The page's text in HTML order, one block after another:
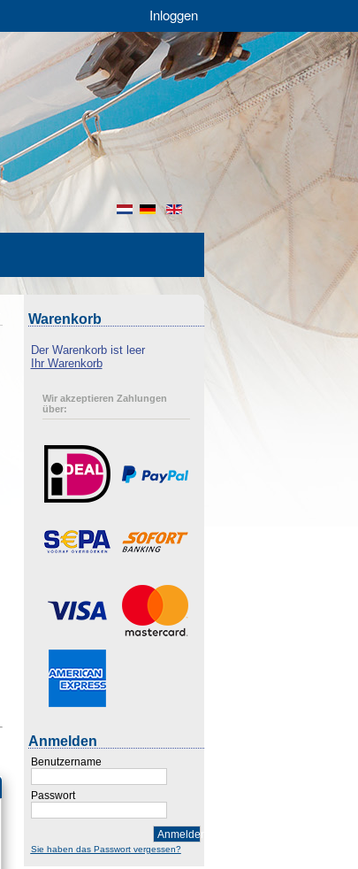
Inloggen
en
de
nl
Warenkorb
Der Warenkorb ist leer
Ihr Warenkorb
Wir akzeptieren Zahlungen
über:
Anmelden
Benutzername
Passwort
Anmelden
Sie haben das Passwort vergessen?